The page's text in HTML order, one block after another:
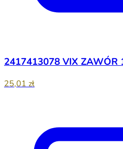
2417413078 VIX ZAWÓR
25,01 zł